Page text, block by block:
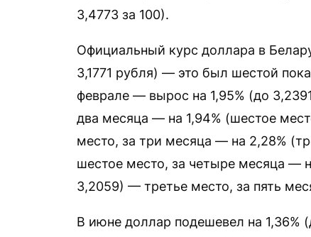
3,4773 за 100).
Официальный курс доллара в
3,1771 рубля) — это был шестой
феврале — вырос на 1,95% (до
два месяца — на 1,94% (шестое
место, за три месяца — на 2,28%
шестое место, за четыре месяца —
3,2059) — третье место, за пять
В июне доллар подешевел на 1,36%